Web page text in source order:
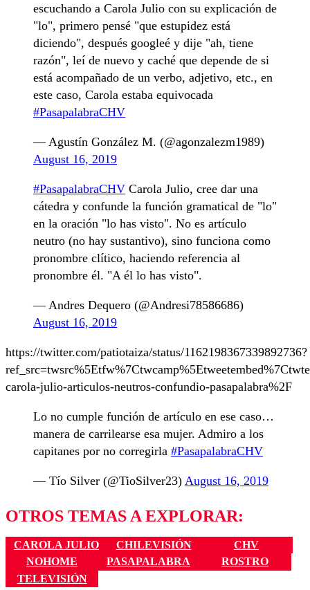
escuchando a Carola Julio con su explicación de
"lo", primero pensé "que estupidez está
diciendo", después googleé y dije "ah, tiene
razón", leí de nuevo y caché que depende de si
está acompañado de un verbo, adjetivo, etc., en
este caso, Carola estaba equivocada
#PasapalabraCHV
— Agustín González M. (@agonzalezm1989)
August 16, 2019
#PasapalabraCHV Carola Julio, cree dar una
cátedra y confunde la función gramatical de "lo"
en la oración "lo has visto". No es artículo
neutro (no hay sustantivo), sino funciona como
pronombre clítico, haciendo referencia al
pronombre él. "A él lo has visto".
— Andres Dequero (@Andresi78586686)
August 16, 2019
https://twitter.com/patiotaiza/status/1162198367339892736?
carola-julio-articulos-neutros-confundio-pasapalabra%2F
Lo no cumple función de artículo en ese caso…
manera de carrilearse esa mujer. Admiro a los
capitanes por no corregirla #PasapalabraCHV
— Tío Silver (@TioSilver23) August 16, 2019
OTROS TEMAS A EXPLORAR:
CAROLA JULIO CHILEVISIÓN
CHV
NOHOME
PASAPALABRA
ROSTRO
TELEVISIÓN